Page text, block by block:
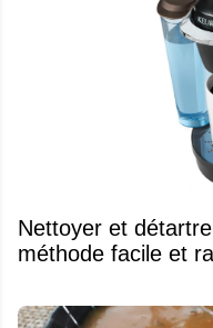
Nettoyer et
méthode facile et